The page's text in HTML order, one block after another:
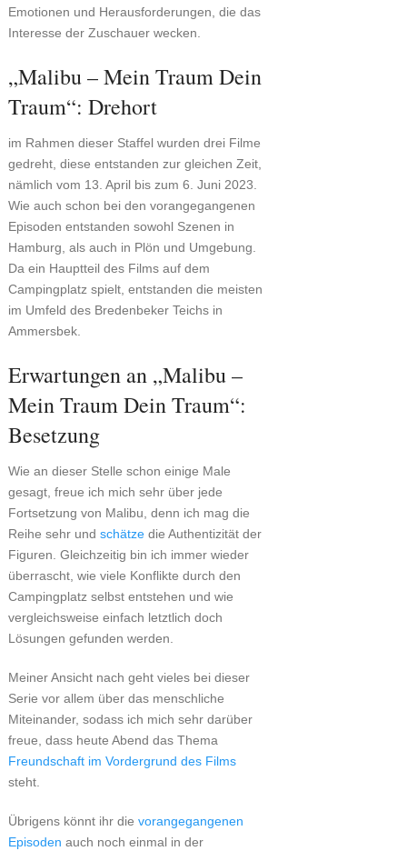
Emotionen und Herausforderungen, die das
Interesse der Zuschauer wecken.
„Malibu – Mein Traum Dein
Traum“: Drehort
im Rahmen dieser Staffel wurden drei Filme
gedreht, diese entstanden zur gleichen Zeit,
nämlich vom 13. April bis zum 6. Juni 2023.
Wie auch schon bei den vorangegangenen
Episoden entstanden sowohl Szenen in
Hamburg, als auch in Plön und Umgebung.
Da ein Hauptteil des Films auf dem
Campingplatz spielt, entstanden die meisten
im Umfeld des Bredenbeker Teichs in
Ammersbek.
Erwartungen an „Malibu –
Mein Traum Dein Traum“:
Besetzung
Wie an dieser Stelle schon einige Male
gesagt, freue ich mich sehr über jede
Fortsetzung von Malibu, denn ich mag die
Reihe sehr und schätzedie Authentizität der
Figuren. Gleichzeitig bin ich immer wieder
überrascht, wie viele Konflikte durch den
Campingplatz selbst entstehen und wie
vergleichsweise einfach letztlich doch
Lösungen gefunden werden.
Meiner Ansicht nach geht vieles bei dieser
Serie vor allem über das menschliche
Miteinander, sodass ich mich sehr darüber
freue, dass heute Abend das Thema
Freundschaft im Vordergrund des Films
steht.
Übrigens könnt ihr die vorangegangenen
Episoden auch noch einmal in der